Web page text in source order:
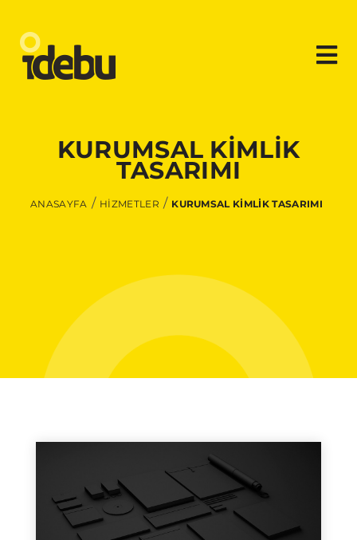
KURUMSAL KİMLİK
TASARIMI
ANASAYFA HİZMETLER KURUMSAL KİMLİK TASARIMI